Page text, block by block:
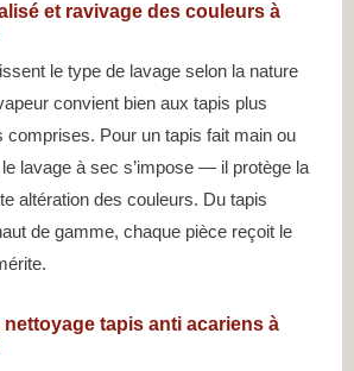
et ravivage des couleurs à
le type de lavage selon la nature
convient bien aux tapis plus
comprises. Pour un tapis fait main ou
lavage à sec s’impose — il protège la
altération des couleurs. Du tapis
de gamme, chaque pièce reçoit le
tapis anti acariens à